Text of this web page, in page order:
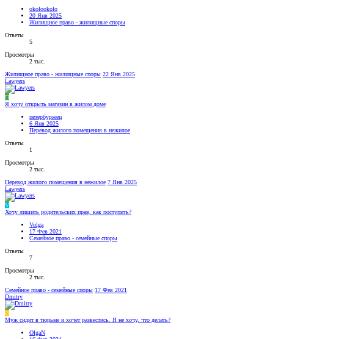
okolookolo
20 Янв 2025
Жилищное право - жилищные споры
Ответы
5
Просмотры
2 тыс.
Жилищное право - жилищные споры 22 Янв 2025
Lawyers
П
Я хочу открыть магазин в жилом доме
петербуржец
6 Янв 2025
Перевод жилого помещения в нежилое
Ответы
1
Просмотры
2 тыс.
Перевод жилого помещения в нежилое 7 Янв 2025
Lawyers
V
Хочу лишить родительских прав, как поступить?
Volga
17 Фев 2021
Семейное право - семейные споры
Ответы
7
Просмотры
2 тыс.
Семейное право - семейные споры 17 Фев 2021
Dmitry
O
Муж сидит в тюрьме и хочет развестись. Я не хочу, что делать?
OlgaN